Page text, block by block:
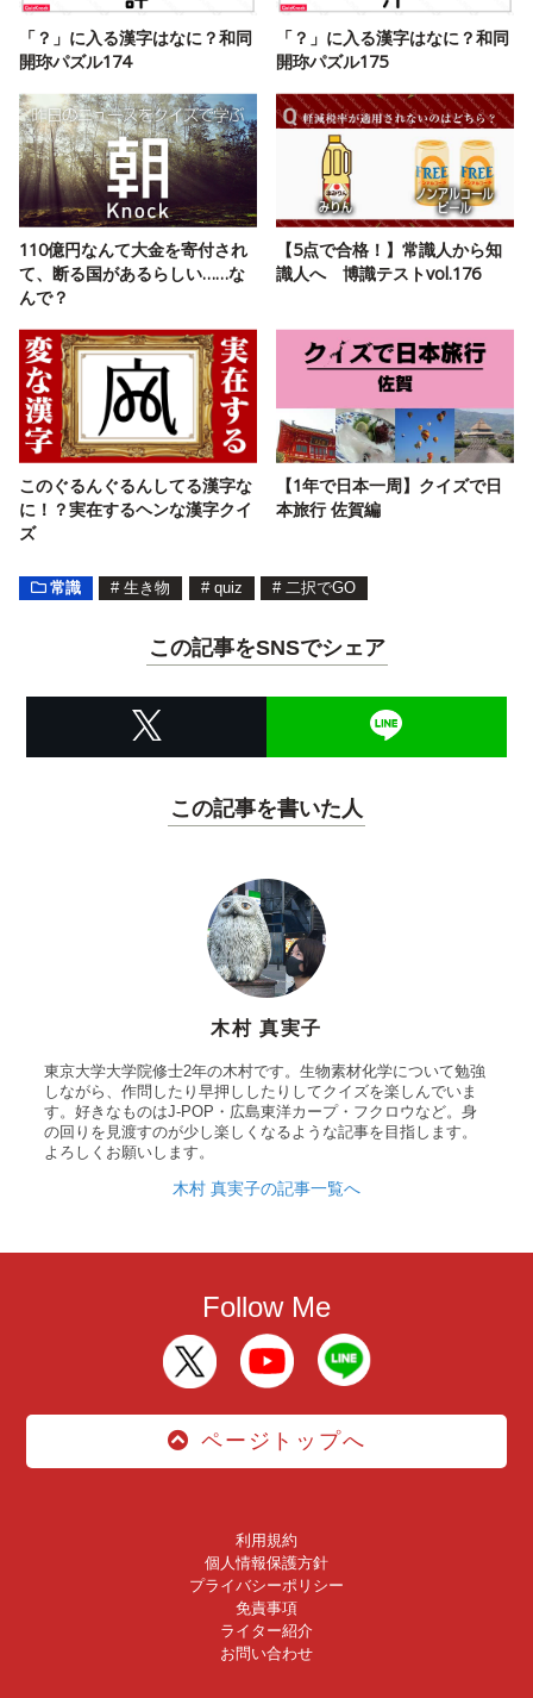
「？」に入る漢字はなに？和同
開珎パズル174
「？」に入る漢字はなに？和同
開珎パズル175
110億円なんて大金を寄付され
て、断る国があるらしい……な
んで？
【5点で合格！】常識人から知
識人へ 博識テストvol.176
このぐるんぐるんしてる漢字な
に！？実在するヘンな漢字クイ
ズ
【1年で日本一周】クイズで日
本旅行 佐賀編
常識 # 生き物 # quiz # 二択でGO
この記事をSNSでシェア
この記事を書いた人
木村 真実子
東京大学大学院修士2年の木村です。生物素材化学について勉強
しながら、作問したり早押ししたりしてクイズを楽しんでいま
す。好きなものはJ-POP・広島東洋カープ・フクロウなど。身
の回りを見渡すのが少し楽しくなるような記事を目指します。
よろしくお願いします。
木村 真実子の記事一覧へ
Follow Me
ページトップへ
利用規約
個人情報保護方針
プライバシーポリシー
免責事項
ライター紹介
お問い合わせ